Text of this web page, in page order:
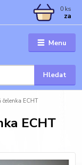
Menu
Hledat
0 ks
za
ECHT
ECHT